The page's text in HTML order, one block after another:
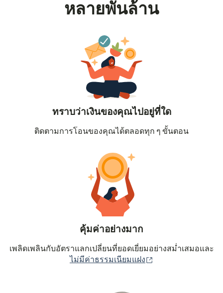
หลายพันล้าน
ทราบว่าเงินของคุณไปอยู่ที่ใด
ติดตามการโอนของคุณได้ตลอดทุก ๆ ขั้นตอน
คุ้มค่าอย่างมาก
เพลิดเพลินกับอัตราแลกเปลี่ยนที่ยอดเยี่ยมอย่างสม่ำเสมอและ
ไม่มีค่าธรรมเนียมแฝง